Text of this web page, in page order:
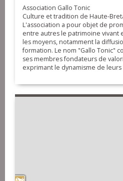
Association Gallo Tonic
Culture et tradition de Haute-
L'association a pour objet de
entre autres le patrimoine vivant
les moyens, notamment la
formation. Le nom "Gallo Tonic"
ses membres fondateurs de
exprimant le dynamisme de leurs